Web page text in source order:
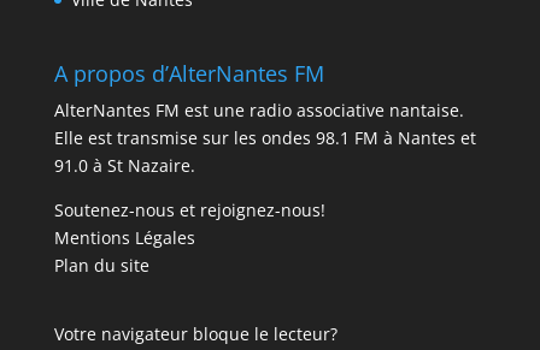
A propos d’AlterNantes FM
AlterNantes FM est une radio associative nantaise.
Elle est transmise sur les ondes 98.1 FM à Nantes et
91.0 à St Nazaire.
Soutenez-nous et rejoignez-nous!
Mentions Légales
Plan du site
Votre navigateur bloque le lecteur?